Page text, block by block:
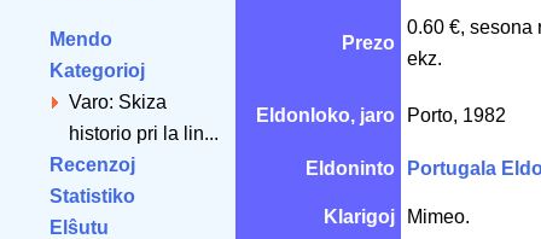
Mendo
Kategorioj
Varo: Skiza
historio pri la lin...
Recenzoj
Statistiko
Elŝutu
Prezo
0.60 €, sesona
ekz.
Eldonloko, jaro Porto, 1982
Eldoninto Portugala
Klarigoj Mimeo.